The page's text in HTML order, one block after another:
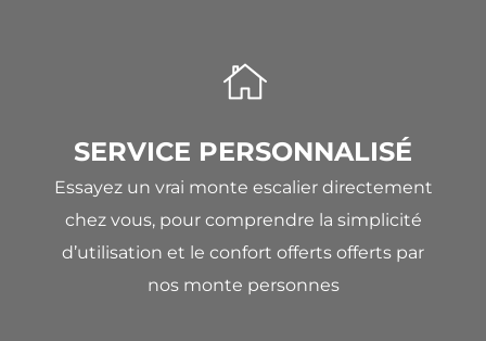
SERVICE PERSONNALISÉ
Essayez un vrai monte escalier directement
chez vous, pour comprendre la simplicité
d’utilisation et le confort offerts offerts par
nos monte personnes